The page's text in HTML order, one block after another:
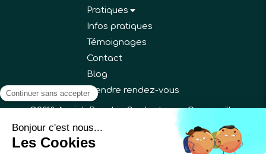
Pratiques
Infos pratiques
Témoignages
Contact
Blog
Prendre rendez-vous
©2018 Annick Bricchi - Sophrologue Gargenville
Plan du site